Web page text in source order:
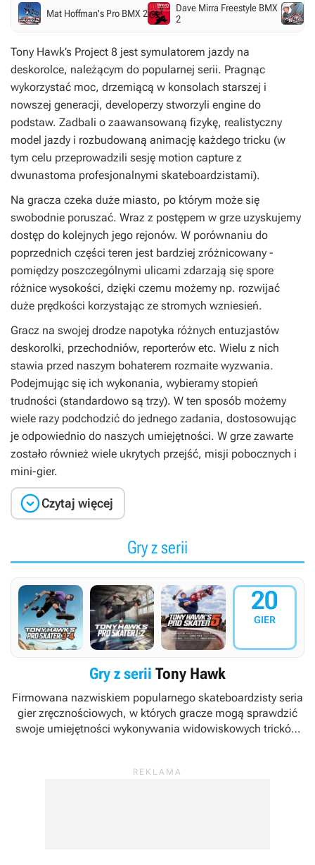
Mat Hoffman's Pro BMX 2
Dave Mirra Freestyle BMX
2
Tony Hawk’s Project 8 jest symulatorem jazdy na
deskorolce, należącym do popularnej serii. Pragnąc
wykorzystać moc, drzemiącą w konsolach starszej i
nowszej generacji, developerzy stworzyli engine do
podstaw. Zadbali o zaawansowaną fizykę, realistyczny
model jazdy i rozbudowaną animację każdego tricku (w
tym celu przeprowadzili sesję motion capture z
dwunastoma profesjonalnymi skateboardzistami).
Na gracza czeka duże miasto, po którym może się
swobodnie poruszać. Wraz z postępem w grze uzyskujemy
dostęp do kolejnych jego rejonów. W porównaniu do
poprzednich części teren jest bardziej zróżnicowany -
pomiędzy poszczególnymi ulicami zdarzają się spore
różnice wysokości, dzięki czemu możemy np. rozwijać
duże prędkości korzystając ze stromych wzniesień.
Gracz na swojej drodze napotyka różnych entuzjastów
deskorolki, przechodniów, reporterów etc. Wielu z nich
stawia przed naszym bohaterem rozmaite wyzwania.
Podejmując się ich wykonania, wybieramy stopień
trudności (standardowo są trzy). W ten sposób możemy
wiele razy podchodzić do jednego zadania, dostosowując
je odpowiednio do naszych umiejętności. W grze zawarte
zostało również wiele ukrytych przejść, misji pobocznych i
mini-gier.
Czytaj więcej
Gry z serii
20
GIER
Gry z serii Tony Hawk
Firmowana nazwiskiem popularnego skateboardzisty seria
gier zręcznościowych, w których gracze mogą sprawdzić
swoje umiejętności wykonywania widowiskowych tricków
się sprawująca pieczę nad marką firma Activision.